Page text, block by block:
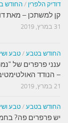
דודיק הלפרין /החודש
קן למשתכן – מאת
31 במרץ, 2019
החודש בטבע /טבע
ענני פרפרים של
– הנודד
21 במרץ, 2019
החודש בטבע /טבע
יש פרפרים פה?